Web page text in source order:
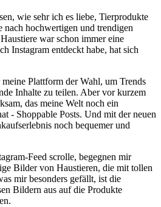
wie sehr ich⁢ es‍ liebe, ⁣Tierprodukte
hochwertigen und ⁣trendigen
war schon immer eine
Instagram entdeckt habe, hat sich
Plattform⁣ der ⁣Wahl, um ‌Trends‍
Inhalte ‍zu teilen. Aber vor kurzem
das meine‌ Welt noch ein
-⁤ Shoppable Posts. ​Und mit der neuen
noch bequemer und
Feed scrolle, begegnen mir⁤
Bilder von​ Haustieren,⁢ die⁢ mit tollen
‍mir besonders gefällt, ⁣ist die
Bildern aus auf ‌die Produkte